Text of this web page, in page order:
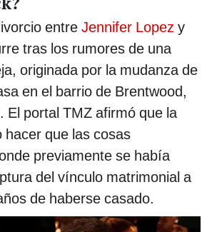
entre Jennifer Lopez y
tras los rumores de una
originada por la mudanza de
en el barrio de Brentwood,
El portal TMZ afirmó que la
hacer que las cosas
previamente se había
del vínculo matrimonial a
de haberse casado.